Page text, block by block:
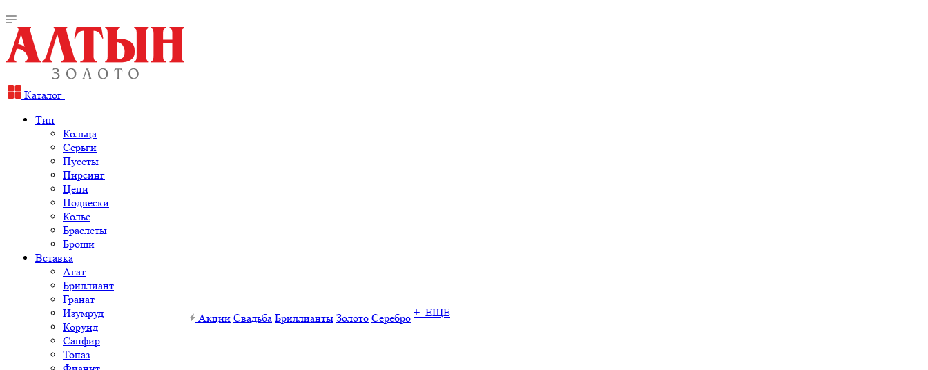
Каталог
Тип
Кольца
Серьги
Пусеты
Пирсинг
Цепи
Подвески
Колье
Браслеты
Броши
Вставка
Агат
Бриллиант
Гранат
Изумруд
Корунд
Сапфир
Топаз
Акции Свадьба Бриллианты Золото Серебро + ЕЩЕ